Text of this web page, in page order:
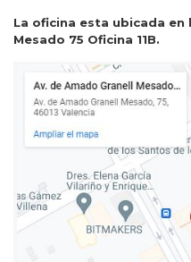
La oficina esta ubicada en
Mesado 75 Oficina 11B.